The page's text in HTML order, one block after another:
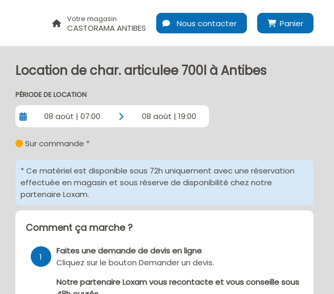
Votre magasin
CASTORAMA ANTIBES Nous contacter Panier
Location de char. articulee 700l à Antibes
PÉRIODE DE LOCATION
08 août | 07:00 08 août | 19:00
Sur commande *
* Ce matériel est disponible sous 72h uniquement avec une réservation
effectuée en magasin et sous réserve de disponibilité chez notre
partenaire Loxam.
Comment ça marche ?
1
Faites une demande de devis en ligne
Cliquez sur le bouton Demander un devis.
Notre partenaire Loxam vous recontacte et vous conseille sous